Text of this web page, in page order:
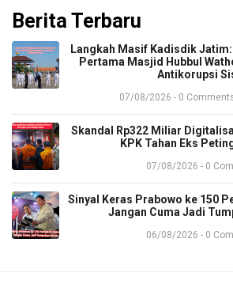
Berita Terbaru
​Langkah Masif Kadisdik
Pertama Masjid Hubbul
Antikorupsi
07/08/2026 - 0
​Skandal Rp322 Miliar
KPK Tahan Eks
07/08/2026 - 0
Sinyal Keras Prabowo ke 150
Jangan Cuma Jadi
06/08/2026 - 0